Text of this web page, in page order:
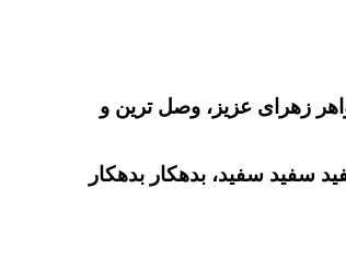
زهرای عزیز، وصل ترین و
سفید سفید، بدهکار بدهکار